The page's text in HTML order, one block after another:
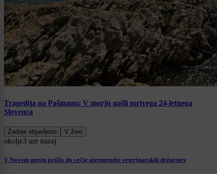
Tragedija na Pašmanu: V morju našli mrtvega 24-letnega
Slovenca
Zadnje objavljeno V živo
okolje3 ure nazaj
V Novem mestu prišlo do večje spremembe veterinarskih dežurstev